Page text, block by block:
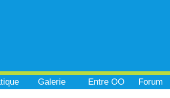
Galerie Entre OO Forum